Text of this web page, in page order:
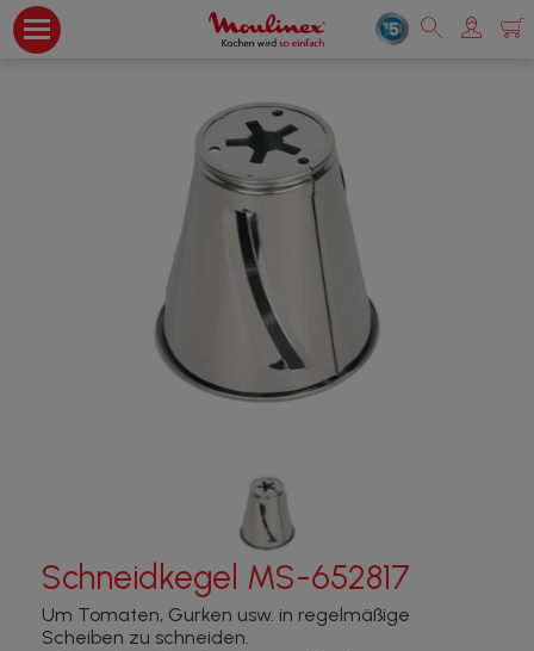
Schneidkegel MS-652817
Um Tomaten, Gurken usw. in regelmäßige
Scheiben zu schneiden.